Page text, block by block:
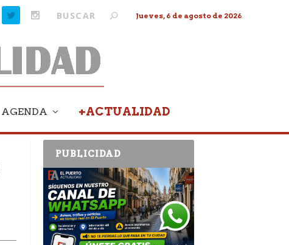
Jueves, 6 de agosto de 2026
AGENDA +ACTUALIDAD
PUBLICIDAD